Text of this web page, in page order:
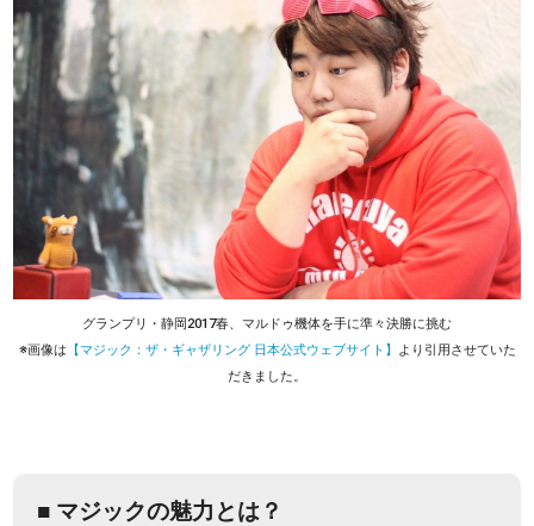
グランプリ・静岡2017春、マルドゥ機体を手に準々決勝に挑む
※画像は 【マジック：ザ・ギャザリング 日本公式ウェブサイト】
より引用させていた
だきました。
■ マジックの魅力とは？